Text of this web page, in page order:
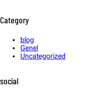
Category
blog
Genel
Uncategorized
social